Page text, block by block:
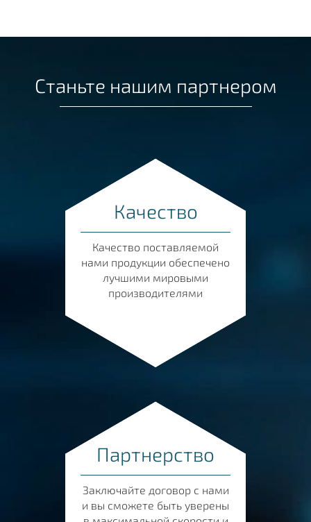
Станьте нашим партнером
Качество
Качество поставляемой
нами продукции обеспечено
лучшими мировыми
производителями
Партнерство
Заключайте договор с нами
и вы сможете быть уверены